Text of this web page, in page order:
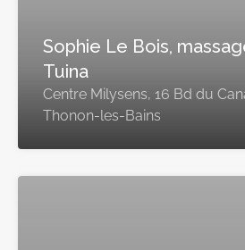
Sophie Le Bois,
Tuina
Centre Milysens, 16 Bd du
Thonon-les-Bains